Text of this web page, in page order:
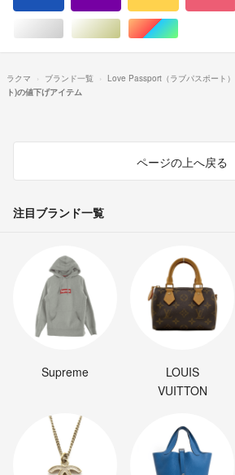
シルバー/銀色系ゴールド/金色系マルチカラー
ラクマ ブランド一覧 Love Passport（ラブパスポート）
ト)の値下げアイテム
ページの上へ戻る
注目ブランド一覧
Supreme
LOUIS
VUITTON